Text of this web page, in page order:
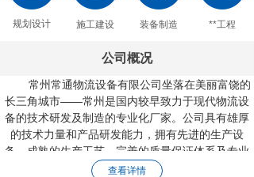
规划设计 施工建设 装备制造 **工程
公司概况
常州常通物流设备有限公司坐落在美丽富饶的
长三角城市——常州是国内较早致力于现代物流设
备的技术研发及制造的专业化厂家。公司具有雄厚
的技术力量和产品研发能力，拥有先进的生产设
备，成熟的生产工艺，完善的质量保证体系 及专业
化的现场施工、售后服务队伍。
查看详情